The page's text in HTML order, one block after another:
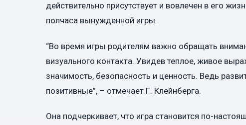
действительно присутствует и вовлечен в его
полчаса вынужденной игры.
“Во время игры родителям важно обращать
визуального контакта. Увидев теплое, живое
значимость, безопасность и ценность. Ведь
позитивные”, – отмечает Г. Клейнберга.
Она подчеркивает, что игра становится по-